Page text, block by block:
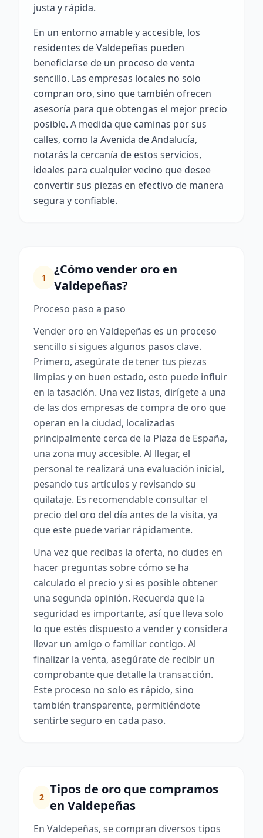
justa y rápida.
En un entorno amable y accesible, los
residentes de Valdepeñas pueden
beneficiarse de un proceso de venta
sencillo. Las empresas locales no solo
compran oro, sino que también ofrecen
asesoría para que obtengas el mejor precio
posible. A medida que caminas por sus
calles, como la Avenida de Andalucía,
notarás la cercanía de estos servicios,
ideales para cualquier vecino que desee
convertir sus piezas en efectivo de manera
segura y confiable.
1
¿Cómo vender oro en
Valdepeñas?
Proceso paso a paso
Vender oro en Valdepeñas es un proceso
sencillo si sigues algunos pasos clave.
Primero, asegúrate de tener tus piezas
limpias y en buen estado, esto puede influir
en la tasación. Una vez listas, dirígete a una
de las dos empresas de compra de oro que
operan en la ciudad, localizadas
principalmente cerca de la Plaza de España,
una zona muy accesible. Al llegar, el
personal te realizará una evaluación inicial,
pesando tus artículos y revisando su
quilataje. Es recomendable consultar el
precio del oro del día antes de la visita, ya
que este puede variar rápidamente.
Una vez que recibas la oferta, no dudes en
hacer preguntas sobre cómo se ha
calculado el precio y si es posible obtener
una segunda opinión. Recuerda que la
seguridad es importante, así que lleva solo
lo que estés dispuesto a vender y considera
llevar un amigo o familiar contigo. Al
finalizar la venta, asegúrate de recibir un
comprobante que detalle la transacción.
Este proceso no solo es rápido, sino
también transparente, permitiéndote
sentirte seguro en cada paso.
2
Tipos de oro que compramos
en Valdepeñas
En Valdepeñas, se compran diversos tipos